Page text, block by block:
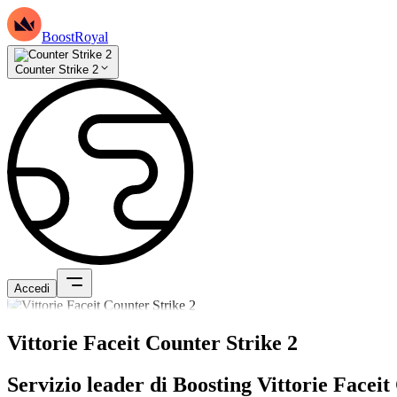
BoostRoyal
Counter Strike 2
Accedi
Vittorie Faceit Counter Strike 2
Servizio leader di Boosting Vittorie